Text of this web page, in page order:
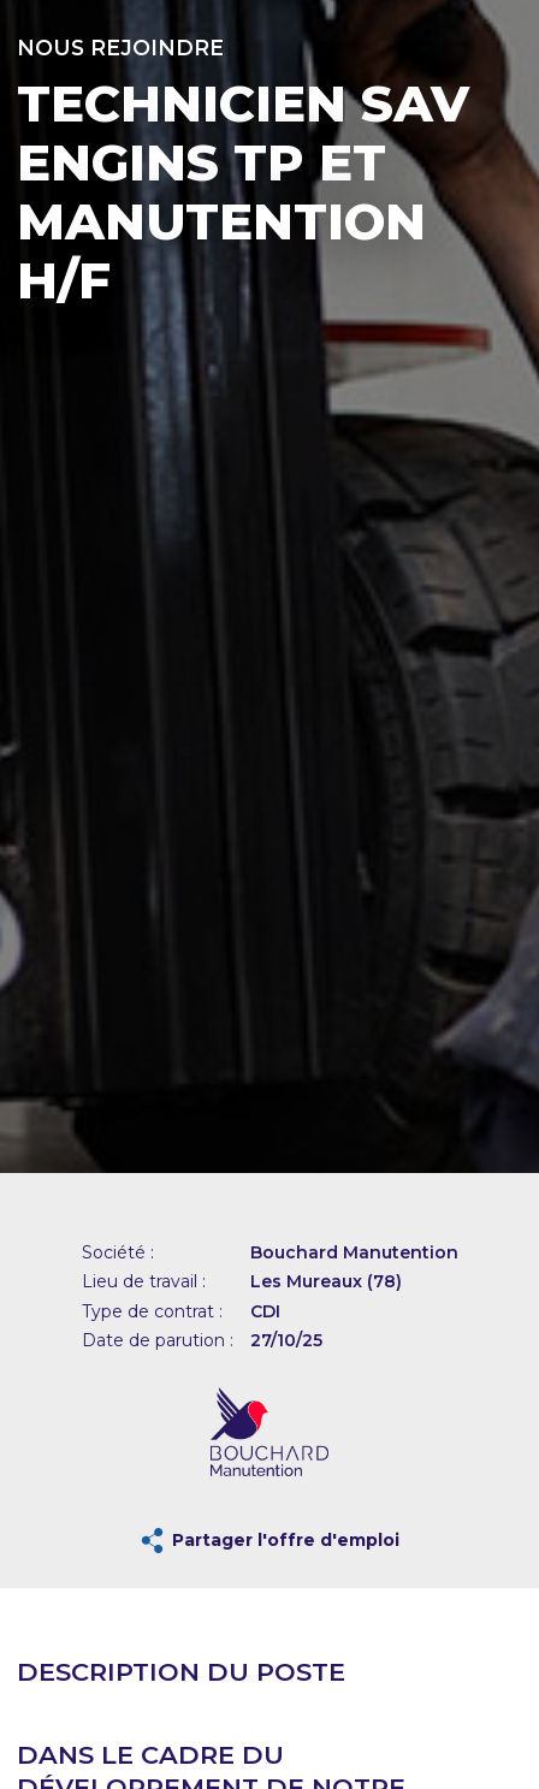
NOUS REJOINDRE
TECHNICIEN SAV
ENGINS TP ET
MANUTENTION
H/F
Société :
Bouchard Manutention
Lieu de travail :
Les Mureaux (78)
Type de contrat :
CDI
Date de parution :
27/10/25
Partager l'offre d'emploi
DESCRIPTION DU POSTE
DANS LE CADRE DU